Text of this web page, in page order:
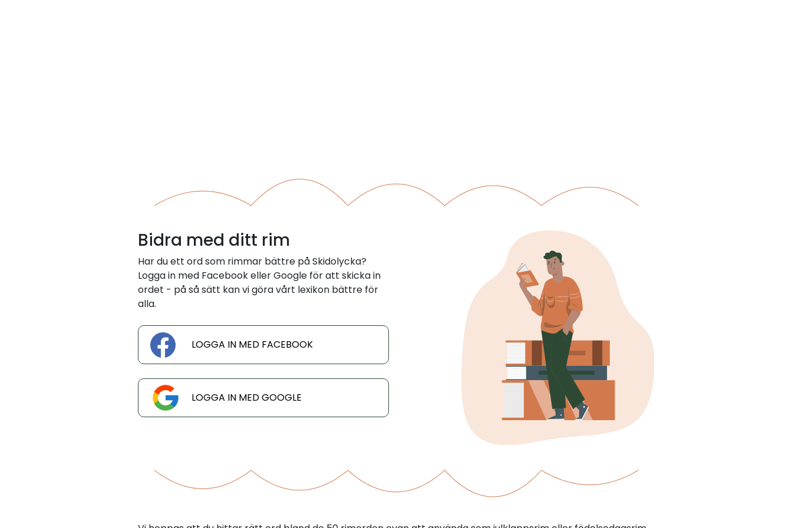
Bidra med ditt rim
Har du ett ord som rimmar bättre på Skidolycka?
Logga in med Facebook eller Google för att skicka in
ordet - på så sätt kan vi göra vårt lexikon bättre för
alla.
LOGGA IN MED FACEBOOK
LOGGA IN MED GOOGLE